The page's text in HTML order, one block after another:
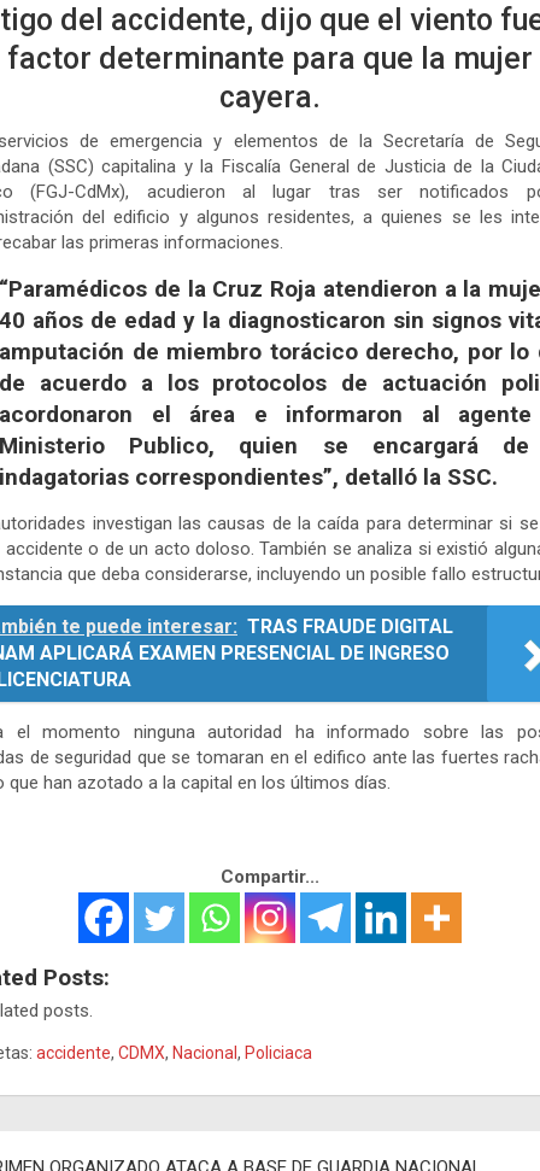
del accidente, dijo que el viento
factor determinante para que la mujer
cayera.
de emergencia y elementos de la Secretaría de
(SSC) capitalina y la Fiscalía General de Justicia de la
(FGJ-CdMx), acudieron al lugar tras ser notificados
del edificio y algunos residentes, a quienes se les
las primeras informaciones.
“Paramédicos de la Cruz Roja atendieron a la
40 años de edad y la diagnosticaron sin signos
amputación de miembro torácico derecho, por lo
de acuerdo a los protocolos de actuación
acordonaron el área e informaron al
Ministerio Publico, quien se encargará
indagatorias correspondientes”, detalló la SSC.
investigan las causas de la caída para determinar si
accidente o de un acto doloso. También se analiza si existió
que deba considerarse, incluyendo un posible fallo
te puede interesar: TRAS FRAUDE DIGITAL
APLICARÁ EXAMEN PRESENCIAL DE INGRESO
el momento ninguna autoridad ha informado sobre las
de seguridad que se tomaran en el edifico ante las fuertes
que han azotado a la capital en los últimos días.
Compartir...
Posts:
posts.
accidente, CDMX, Nacional , Policiaca